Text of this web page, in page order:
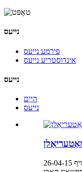
נייעס
פירמע נייעס
אינדוסטריע נייעס
נייעס
היים
נייעס
15